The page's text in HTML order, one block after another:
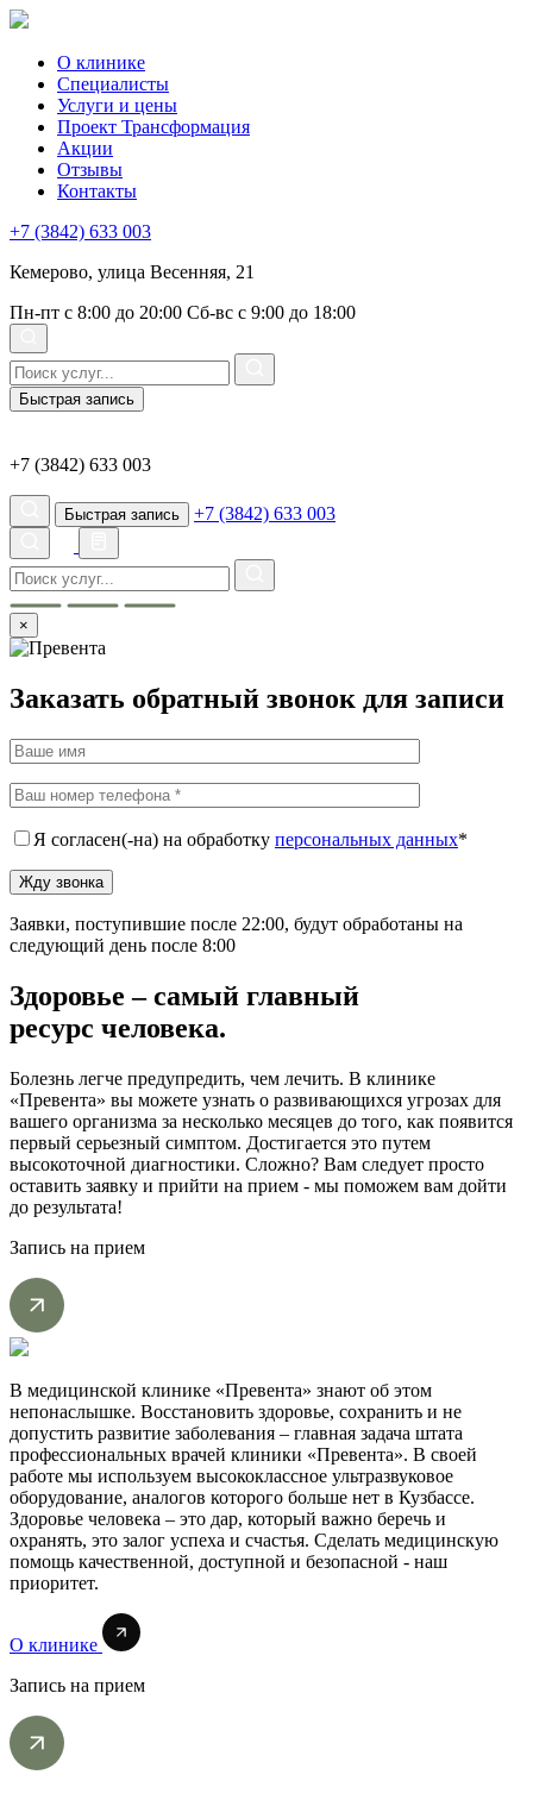
О клинике
Специалисты
Услуги и цены
Проект Трансформация
Акции
Отзывы
Контакты
+7 (3842) 633 003
Кемерово, улица Весенняя, 21
Пн-пт с 8:00 до 20:00 Сб-вс с 9:00 до 18:00
Быстрая запись
+7 (3842) 633 003
Быстрая запись +7 (3842) 633 003
×
Заказать обратный звонок для записи
Я согласен(-на) на обработку персональных данных*
Заявки, поступившие после 22:00, будут обработаны на
следующий день после 8:00
Здоровье – самый главный
ресурс человека.
Болезнь легче предупредить, чем лечить. В клинике
«Превента» вы можете узнать о развивающихся угрозах для
вашего организма за несколько месяцев до того, как появится
первый серьезный симптом. Достигается это путем
высокоточной диагностики. Сложно? Вам следует просто
оставить заявку и прийти на прием - мы поможем вам дойти
до результата!
Запись на прием
В медицинской клинике «Превента» знают об этом
непонаслышке. Восстановить здоровье, сохранить и не
допустить развитие заболевания – главная задача штата
профессиональных врачей клиники «Превента». В своей
работе мы используем высококлассное ультразвуковое
оборудование, аналогов которого больше нет в Кузбассе.
Здоровье человека – это дар, который важно беречь и
охранять, это залог успеха и счастья. Сделать медицинскую
помощь качественной, доступной и безопасной - наш
приоритет.
О клинике
Запись на прием